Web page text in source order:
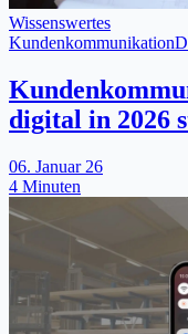
Wissenswertes
Kundenkommunikation
digital in 2026
06. Januar 26
4 Minuten